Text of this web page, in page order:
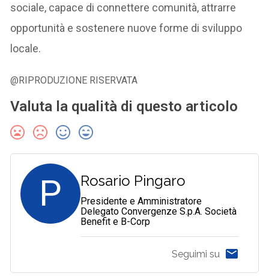
sociale, capace di connettere comunità, attrarre
opportunità e sostenere nuove forme di sviluppo
locale.
@RIPRODUZIONE RISERVATA
Valuta la qualità di questo articolo
P Rosario Pingaro
Presidente e Amministratore
Delegato Convergenze S.p.A. Società
Benefit e B-Corp
Seguimi su